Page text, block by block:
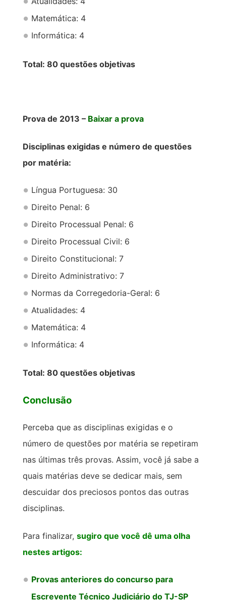
Matemática: 4
Informática: 4
Total: 80 questões objetivas
Prova de 2013 – Baixar a prova
Disciplinas exigidas e número de questões
por matéria:
Língua Portuguesa: 30
Direito Penal: 6
Direito Processual Penal: 6
Direito Processual Civil: 6
Direito Constitucional: 7
Direito Administrativo: 7
Normas da Corregedoria-Geral: 6
Atualidades: 4
Matemática: 4
Informática: 4
Total: 80 questões objetivas
Conclusão
Perceba que as disciplinas exigidas e o
número de questões por matéria se repetiram
nas últimas três provas. Assim, você já sabe a
quais matérias deve se dedicar mais, sem
descuidar dos preciosos pontos das outras
disciplinas.
Para finalizar, sugiro que você dê uma olha
nestes artigos:
Provas anteriores do concurso para
Escrevente Técnico Judiciário do TJ-SP